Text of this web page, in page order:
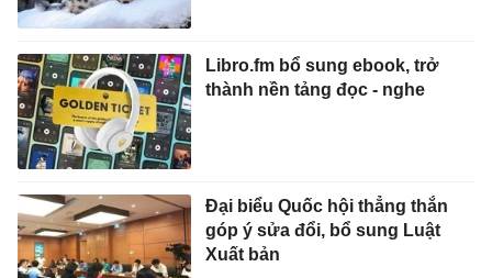
Libro.fm bổ sung ebook, trở
thành nền tảng đọc - nghe
Đại biểu Quốc hội thẳng thắn
góp ý sửa đổi, bổ sung Luật
Xuất bản